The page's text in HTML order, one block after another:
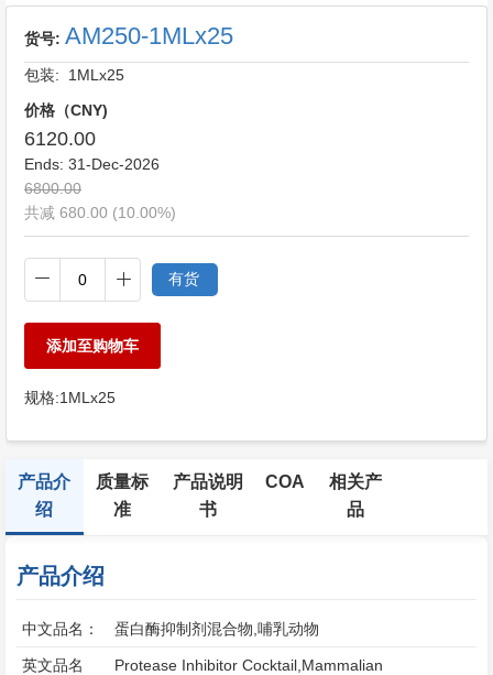
货号: AM250-1MLx25
包装: 1MLx25
价格（CNY)
6120.00
Ends: 31-Dec-2026
6800.00
共减 680.00 (10.00%)
有货
添加至购物车
规格:1MLx25
产品介
绍
质量标
准
产品说明
书
COA
相关产
品
产品介绍
中文品名： 蛋白酶抑制剂混合物,哺乳动物
英文品名 Protease Inhibitor Cocktail,Mammalian